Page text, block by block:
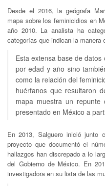
Desde el 2016, la geógrafa
mapa sobre los feminicidios en
año 2010. La analista ha
categorías que indican la
Esta extensa base de
por edad y año sino
como la relación del
huérfanos que resultaron
mapa muestra un
presentado en México a
En 2013, Salguero inició junto
proyecto que documentó el
hallazgos han discrepado a lo
del Gobierno de México. En
investigadora en su lista de las